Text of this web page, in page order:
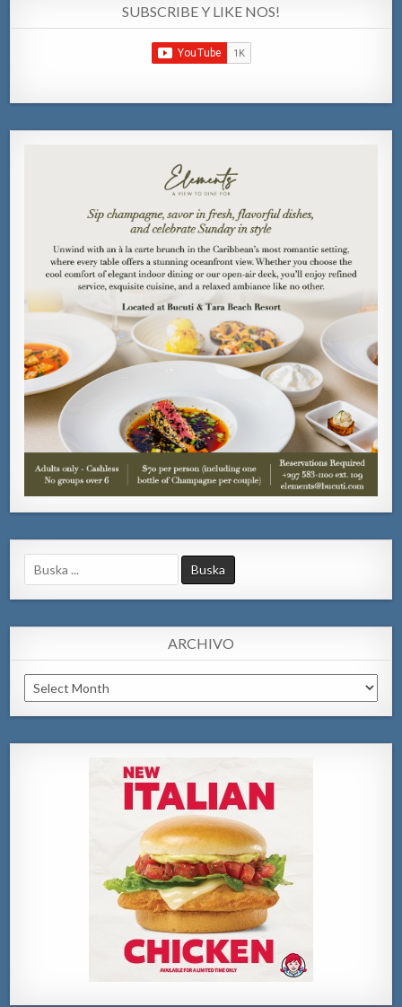
SUBSCRIBE Y LIKE NOS!
Search
for:
ARCHIVO
Archivo